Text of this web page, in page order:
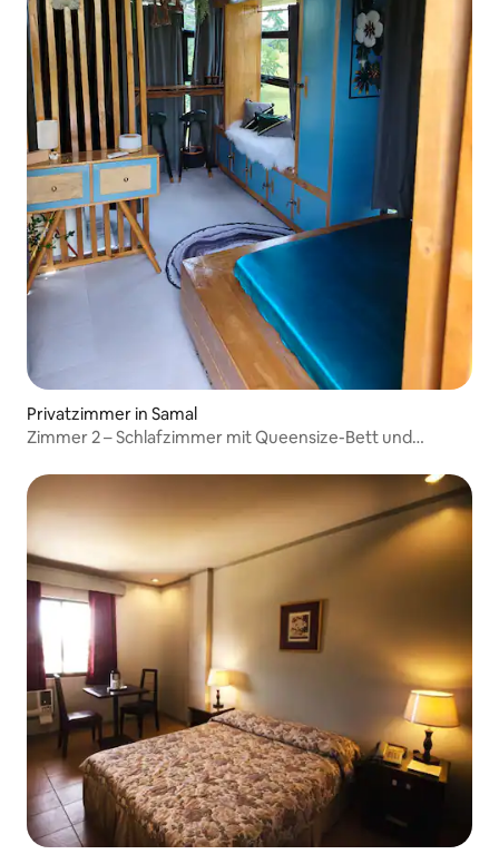
Privatzimmer in Samal
Zimmer 2 – Schlafzimmer mit Queensize-Bett und